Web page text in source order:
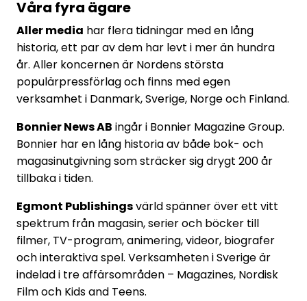
Våra fyra ägare
Aller media har flera tidningar med en lång
historia, ett par av dem har levt i mer än hundra
år. Aller koncernen är Nordens största
populärpressförlag och finns med egen
verksamhet i Danmark, Sverige, Norge och Finland.
Bonnier News AB ingår i Bonnier Magazine Group.
Bonnier har en lång historia av både bok- och
magasinutgivning som sträcker sig drygt 200 år
tillbaka i tiden.
Egmont Publishingsvärld spänner över ett vitt
spektrum från magasin, serier och böcker till
filmer, TV-program, animering, videor, biografer
och interaktiva spel. Verksamheten i Sverige är
indelad i tre affärsområden – Magazines, Nordisk
Film och Kids and Teens.